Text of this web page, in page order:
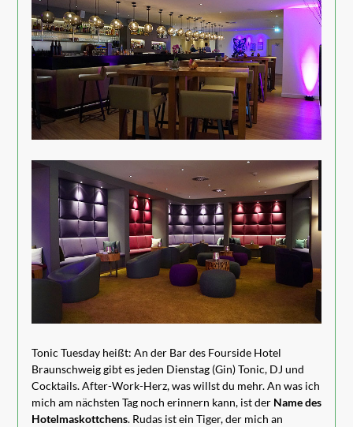
Tonic Tuesday heißt: An der Bar des Fourside Hotel
Braunschweig gibt es jeden Dienstag (Gin) Tonic, DJ und
Cocktails. After-Work-Herz, was willst du mehr. An was ich
mich am nächsten Tag noch erinnern kann, ist der Name des
Hotelmaskottchens. Rudas ist ein Tiger, der mich an